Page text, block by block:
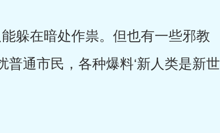
躲在暗处作祟。但也有一些邪教
通市民，各种爆料‘新人类是新世